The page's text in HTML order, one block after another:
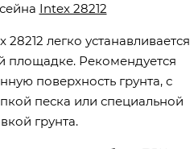
Intex 28212
легко устанавливается
площадке. Рекомендуется
поверхность грунта, с
песка или специальной
грунта.